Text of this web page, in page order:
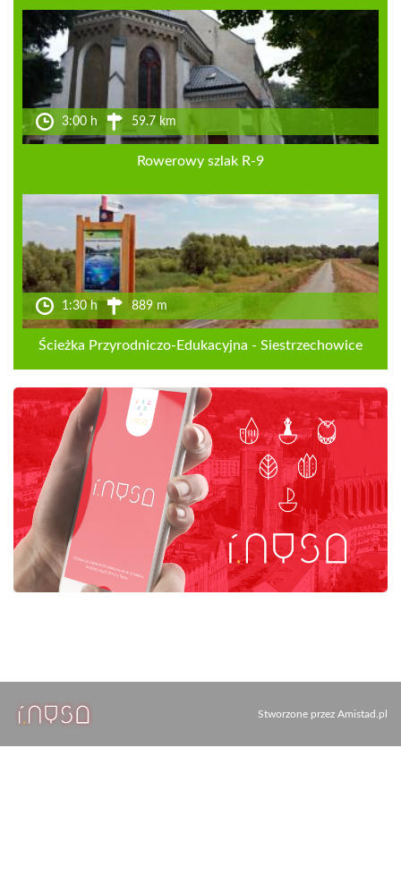
3:00 h 59.7 km
Rowerowy szlak R-9
1:30 h 889 m
Ścieżka Przyrodniczo-Edukacyjna - Siestrzechowice
Stworzone przez Amistad.pl